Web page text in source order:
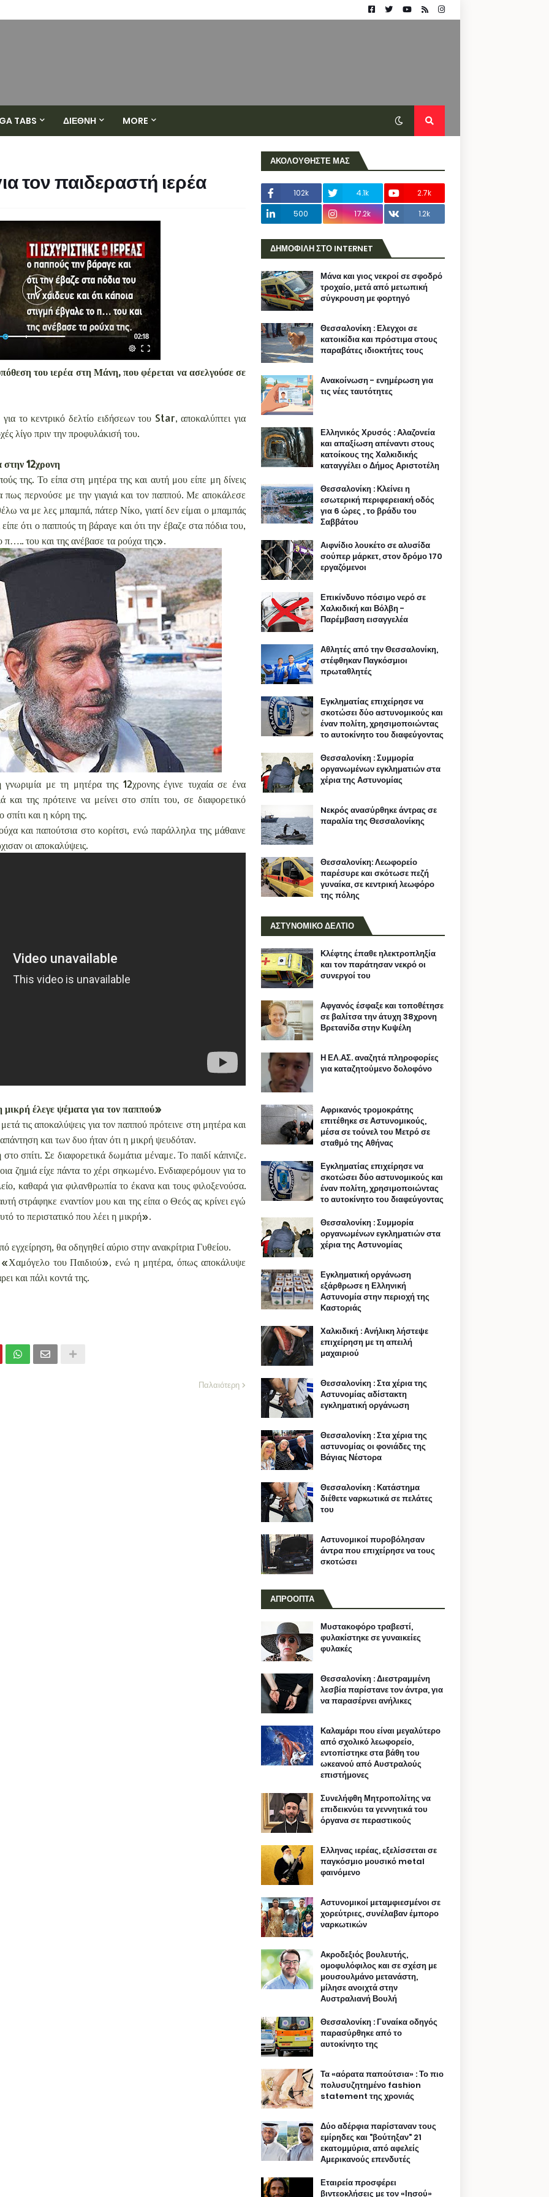
TABS ΔΙΕΘΝΗ MORE
τον παιδεραστή ιερέα
του ιερέα στη Μάνη, που φέρεται να ασελγούσε σε
το κεντρικό δελτίο ειδήσεων του Star, αποκαλύπτει για
λίγο πριν την προφυλάκισή του.
στην 12χρονη
της. Το είπα στη μητέρα της και αυτή μου είπε μη δίνεις
περνούσε με την γιαγιά και τον παππού. Με αποκάλεσε
να με λες μπαμπά, πάτερ Νίκο, γιατί δεν είμαι ο μπαμπάς
ότι ο παππούς τη βάραγε και ότι την έβαζε στα πόδια του,
π….. του και της ανέβασε τα ρούχα της».
με τη μητέρα της 12χρονης έγινε τυχαία σε ένα
της πρότεινε να μείνει στο σπίτι του, σε διαφορετικό
και η κόρη της.
και παπούτσια στο κορίτσι, ενώ παράλληλα της μάθαινε
οι αποκαλύψεις.
έλεγε ψέματα για τον παππού»
τις αποκαλύψεις για τον παππού πρότεινε στη μητέρα και
και των δυο ήταν ότι η μικρή ψευδόταν.
σπίτι. Σε διαφορετικά δωμάτια μέναμε. Το παιδί κάπνιζε.
ζημιά είχε πάντα το χέρι σηκωμένο. Ενδιαφερόμουν για το
καθαρά για φιλανθρωπία το έκανα και τους φιλοξενούσα.
στράφηκε εναντίον μου και της είπα ο Θεός ας κρίνει εγώ
το περιστατικό που λέει η μικρή».
εγχείρηση, θα οδηγηθεί αύριο στην ανακρίτρια Γυθείου.
«Χαμόγελο του Παιδιού», ενώ η μητέρα, όπως αποκάλυψε
και πάλι κοντά της.
Παλαιότερη
ΑΚΟΛΟΥΘΗΣΤΕ ΜΑΣ
102k 4.1k
2.7k
500
17.2k 1.2k
ΔΗΜΟΦΙΛΗ ΣΤΟ INTERNET
Μάνα και γιος νεκροί σε σφοδρό
τροχαίο, μετά από μετωπική
σύγκρουση με φορτηγό
Θεσσαλονίκη : Ελεγχοι σε
κατοικίδια και πρόστιμα στους
παραβάτες ιδιοκτήτες τους
Ανακοίνωση - ενημέρωση για
τις νέες ταυτότητες
Ελληνικός Χρυσός : Αλαζονεία
και απαξίωση απέναντι στους
κατοίκους της Χαλκιδικής
καταγγέλει ο Δήμος Αριστοτέλη
Θεσσαλονίκη : Κλείνει η
εσωτερική περιφερειακή οδός
για 6 ώρες , το βράδυ του
Σαββάτου
Αιφνίδιο λουκέτο σε αλυσίδα
σούπερ μάρκετ, στον δρόμο 170
εργαζόμενοι
Επικίνδυνο πόσιμο νερό σε
Χαλκιδική και Βόλβη -
Παρέμβαση εισαγγελέα
Αθλητές από την Θεσσαλονίκη,
στέφθηκαν Παγκόσμιοι
πρωταθλητές
Εγκληματίας επιχείρησε να
σκοτώσει δύο αστυνομικούς και
έναν πολίτη, χρησιμοποιώντας
το αυτοκίνητο του διαφεύγοντας
Θεσσαλονίκη : Συμμορία
οργανωμένων εγκληματιών στα
χέρια της Αστυνομίας
Nεκρός ανασύρθηκε άντρας σε
παραλία της Θεσσαλονίκης
Θεσσαλονίκη: Λεωφορείο
παρέσυρε και σκότωσε πεζή
γυναίκα, σε κεντρική λεωφόρο
της πόλης
ΑΣΤΥΝΟΜΙΚΟ ΔΕΛΤΙΟ
Κλέφτης έπαθε ηλεκτροπληξία
και τον παράτησαν νεκρό οι
συνεργοί του
Αφγανός έσφαξε και τοποθέτησε
σε βαλίτσα την άτυχη 38χρονη
Βρετανίδα στην Κυψέλη
Η ΕΛ.ΑΣ. αναζητά πληροφορίες
για καταζητούμενο δολοφόνο
Αφρικανός τρομοκράτης
επιτέθηκε σε Αστυνομικούς,
μέσα σε τούνελ του Μετρό σε
σταθμό της Αθήνας
Εγκληματίας επιχείρησε να
σκοτώσει δύο αστυνομικούς και
έναν πολίτη, χρησιμοποιώντας
το αυτοκίνητο του διαφεύγοντας
Θεσσαλονίκη : Συμμορία
οργανωμένων εγκληματιών στα
χέρια της Αστυνομίας
Εγκληματική οργάνωση
εξάρθρωσε η Ελληνική
Αστυνομία στην περιοχή της
Καστοριάς
Χαλκιδική : Ανήλικη λήστεψε
επιχείρηση με τη απειλή
μαχαιριού
Θεσσαλονίκη : Στα χέρια της
Αστυνομίας αδίστακτη
εγκληματική οργάνωση
Θεσσαλονίκη : Στα χέρια της
αστυνομίας οι φονιάδες της
Βάγιας Νέστορα
Θεσσαλονίκη : Κατάστημα
διέθετε ναρκωτικά σε πελάτες
του
Αστυνομικοί πυροβόλησαν
άντρα που επιχείρησε να τους
σκοτώσει
ΑΠΡΟΟΠΤΑ
Μυστακοφόρο τραβεστί,
φυλακίστηκε σε γυναικείες
φυλακές
Θεσσαλονίκη : Διεστραμμένη
λεσβία παρίστανε τον άντρα, για
να παρασέρνει ανήλικες
Καλαμάρι που είναι μεγαλύτερο
από σχολικό λεωφορείο,
εντοπίστηκε στα βάθη του
ωκεανού από Αυστραλούς
επιστήμονες
Συνελήφθη Μητροπολίτης να
επιδεικνύει τα γεννητικά του
όργανα σε περαστικούς
Ελληνας ιερέας, εξελίσσεται σε
παγκόσμιο μουσικό metal
φαινόμενο
Αστυνομικοί μεταμφιεσμένοι σε
χορεύτριες, συνέλαβαν έμπορο
ναρκωτικών
Ακροδεξιός βουλευτής,
ομοφυλόφιλος και σε σχέση με
μουσουλμάνο μετανάστη,
μίλησε ανοιχτά στην
Αυστραλιανή Βουλή
Θεσσαλονίκη : Γυναίκα οδηγός
παρασύρθηκε από το
αυτοκίνητο της
Τα «αόρατα παπούτσια» : Το πιο
πολυσυζητημένο fashion
statement της χρονιάς
Δύο αδέρφια παρίσταναν τους
εμίρηδες και "βούτηξαν" 21
εκατομμύρια, από αφελείς
Αμερικανούς επενδυτές
Εταιρεία προσφέρει
βιντεοκλήσεις με τον «Ιησού»